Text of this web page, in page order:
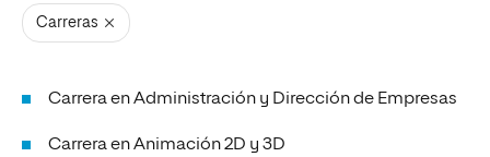
Carreras
Carrera en Administración y Dirección de Empresas
Carrera en Animación 2D y 3D